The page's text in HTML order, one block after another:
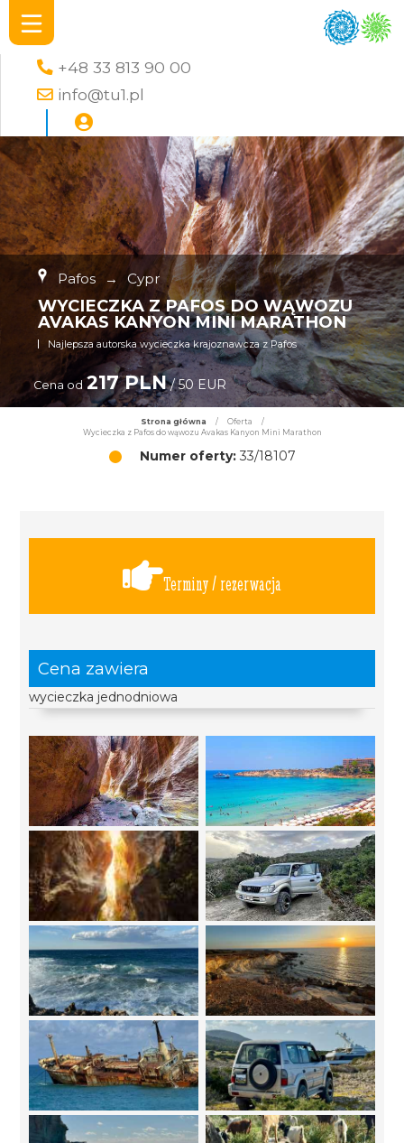
+48 33 813 90 00
info@tu1.pl
Pafos → Cypr
WYCIECZKA Z PAFOS DO WĄWOZU
AVAKAS KANYON MINI MARATHON
Najlepsza autorska wycieczka krajoznawcza z Pafos
Cena od 217 PLN/ 50 EUR
Strona główna / Oferta
/
Wycieczka z Pafos do wąwozu Avakas Kanyon Mini Marathon
Numer oferty:33/18107
Terminy / rezerwacja
Cena zawiera
wycieczka jednodniowa